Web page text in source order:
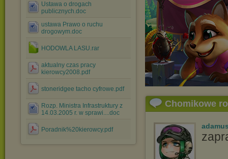
Ustawa o drogach
publicznych.doc
ustawa Prawo o ruchu
drogowym.doc
HODOWLA LASU.rar
aktualny czas pracy
kierowcy2008.pdf
stoneridgee tacho cyfrowe.pdf
Rozp. Ministra Infrastruktury z
14.03.2005 r. w sprawi....doc
Poradnik%20kierowcy.pdf
Chomikowe